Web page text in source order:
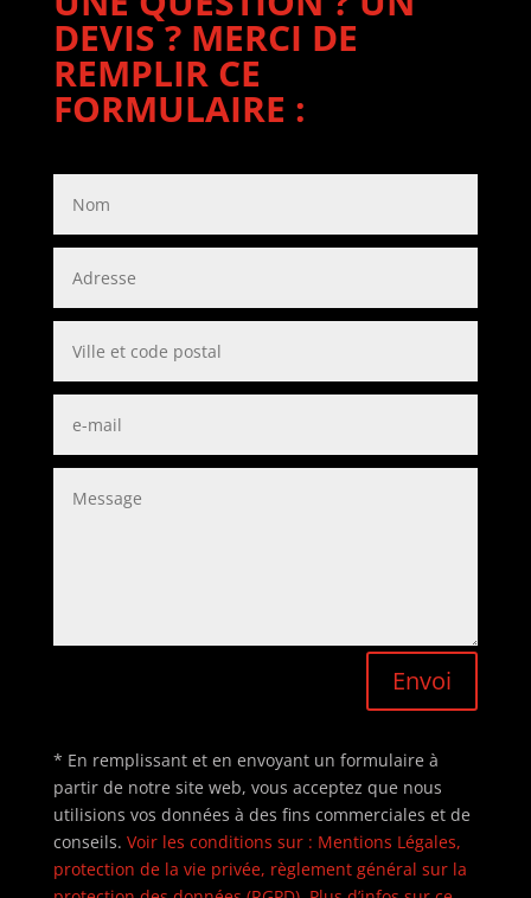
DEVIS ? MERCI DE
REMPLIR CE
FORMULAIRE :
Envoi
* En remplissant et en envoyant un formulaire à
partir de notre site web, vous acceptez que nous
utilisions vos données à des fins commerciales et de
conseils. Voir les conditions sur : Mentions Légales,
protection de la vie privée, règlement général sur la